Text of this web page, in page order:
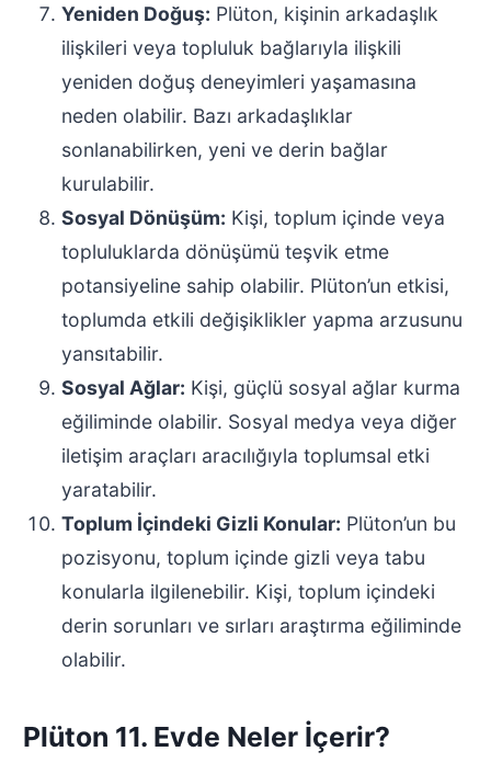
Yeniden Doğuş: Plüton, kişinin arkadaşlık
ilişkileri veya topluluk bağlarıyla ilişkili
yeniden doğuş deneyimleri yaşamasına
neden olabilir. Bazı arkadaşlıklar
sonlanabilirken, yeni ve derin bağlar
kurulabilir.
Sosyal Dönüşüm: Kişi, toplum içinde veya
topluluklarda dönüşümü teşvik etme
potansiyeline sahip olabilir. Plüton’un etkisi,
toplumda etkili değişiklikler yapma arzusunu
yansıtabilir.
Sosyal Ağlar: Kişi, güçlü sosyal ağlar kurma
eğiliminde olabilir. Sosyal medya veya diğer
iletişim araçları aracılığıyla toplumsal etki
yaratabilir.
Toplum İçindeki Gizli Konular: Plüton’un bu
pozisyonu, toplum içinde gizli veya tabu
konularla ilgilenebilir. Kişi, toplum içindeki
derin sorunları ve sırları araştırma eğiliminde
olabilir.
Plüton 11. Evde Neler İçerir?